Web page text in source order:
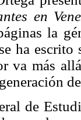
en
la
ha
va más
de